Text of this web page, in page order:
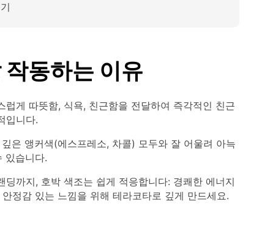
동하는 이유
럽게 따뜻함, 식욕, 친근함을 전달하여 즉각적인 친근
입니다.
은 앵커색(에스프레소, 차콜) 모두와 잘 어울려 아늑
있습니다.
까지, 호박 색조는 쉽게 적응합니다: 경쾌한 에너지
정감 있는 느낌을 위해 테라코타로 깊게 만드세요.